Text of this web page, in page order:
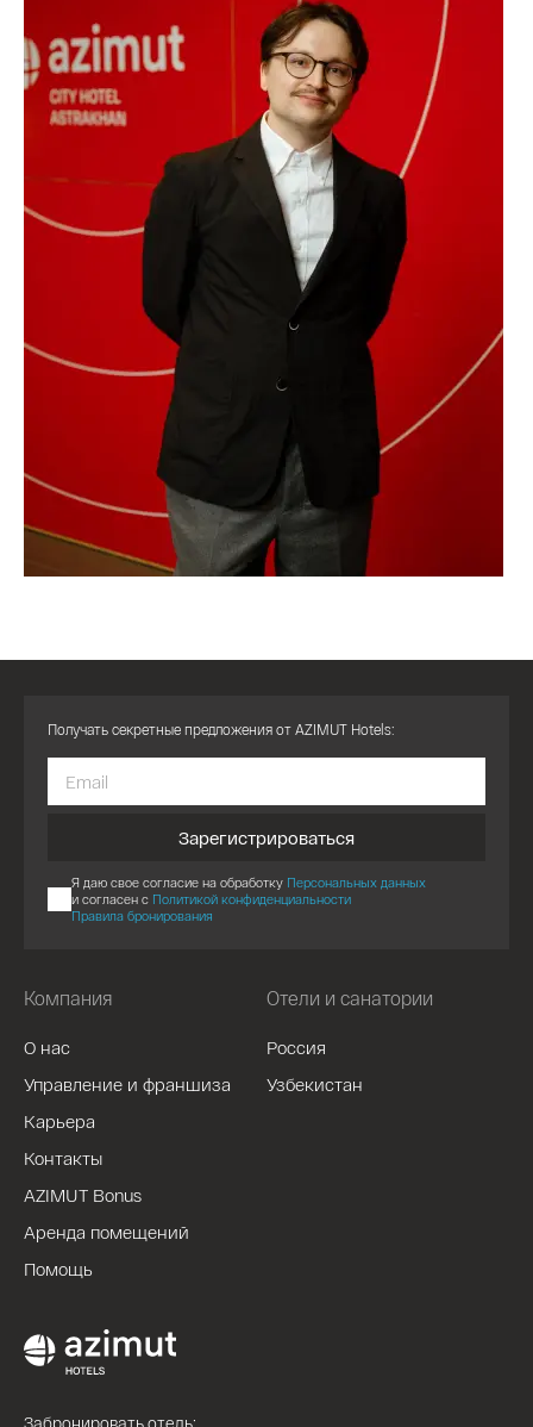
Компания
О нас
Управление и франшиза
Карьера
Контакты
AZIMUT Bonus
Аренда помещений
Помощь
Отели и санатории
Россия
Узбекистан
Получать секретные предложения от AZIMUT Hotels:
Зарегистрироваться
Я даю свое согласие на обработку Персональных данных
и согласен с Политикой конфиденциальности
Правила бронирования
Забронировать отель: